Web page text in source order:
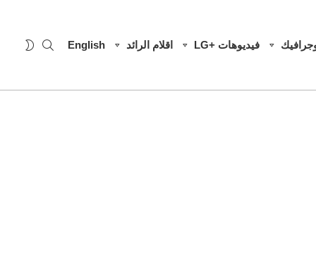
فيديوهات +LG اقلام الرائد English
SEARCH